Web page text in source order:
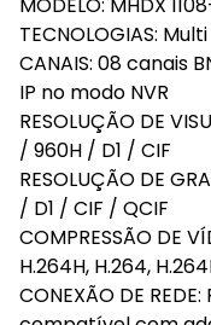
TECNOLOGIAS:
CANAIS: 08 canais
IP no modo NVR
RESOLUÇÃO DE
/ 960H / D1 / CIF
RESOLUÇÃO DE
/ D1 / CIF / QCIF
COMPRESSÃO DE
H.264H, H.264,
CONEXÃO DE